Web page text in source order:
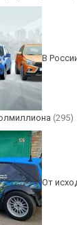
В
(295)
От